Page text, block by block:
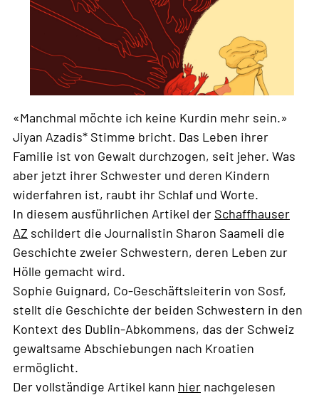
«Manchmal möchte ich keine Kurdin mehr sein.»
Jiyan Azadis* Stimme bricht. Das Leben ihrer
Familie ist von Gewalt durchzogen, seit jeher. Was
aber jetzt ihrer Schwester und deren Kindern
widerfahren ist, raubt ihr Schlaf und Worte.
In diesem ausführlichen Artikel der Schaffhauser
AZ schildert die Journalistin Sharon Saameli die
Geschichte zweier Schwestern, deren Leben zur
Hölle gemacht wird.
Sophie Guignard, Co-Geschäftsleiterin von Sosf,
stellt die Geschichte der beiden Schwestern in den
Kontext des Dublin-Abkommens, das der Schweiz
gewaltsame Abschiebungen nach Kroatien
ermöglicht.
Der vollständige Artikel kann hier nachgelesen